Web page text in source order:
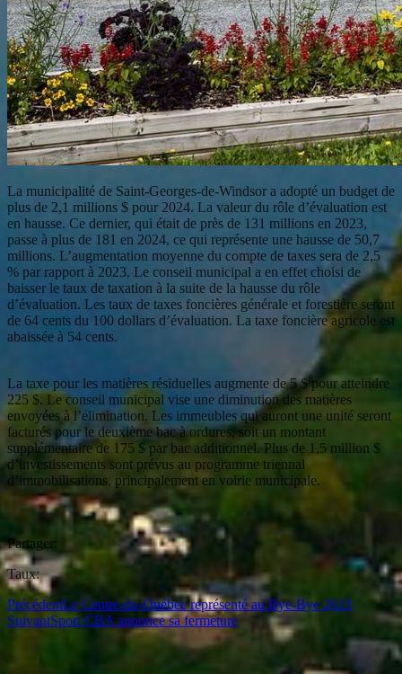
La municipalité de Saint-Georges-de-Windsor a adopté un budget de
plus de 2,1 millions $ pour 2024. La valeur du rôle d’évaluation est
en hausse. Ce dernier, qui était de près de 131 millions en 2023,
passe à plus de 181 en 2024, ce qui représente une hausse de 50,7
millions. L’augmentation moyenne du compte de taxes sera de 2,5
% par rapport à 2023. Le conseil municipal a en effet choisi de
baisser le taux de taxation à la suite de la hausse du rôle
d’évaluation. Les taux de taxes foncières générale et forestière seront
de 64 cents du 100 dollars d’évaluation. La taxe foncière agricole est
abaissée à 54 cents.
La taxe pour les matières résiduelles augmente de 5 $ pour atteindre
225 $. Le conseil municipal vise une diminution des matières
envoyées à l’élimination. Les immeubles qui auront une unité seront
facturés pour le deuxième bac à ordures, soit un montant
supplémentaire de 175 $ par bac additionnel. Plus de 1,5 million $
d’investissements sont prévus au programme triennal
d’immobilisations, principalement en voirie municipale.
Partager:
Taux:
PrécédentLe Centre-du-Québec représenté au Bye-Bye 2023
SuivantSport CBA annonce sa fermeture